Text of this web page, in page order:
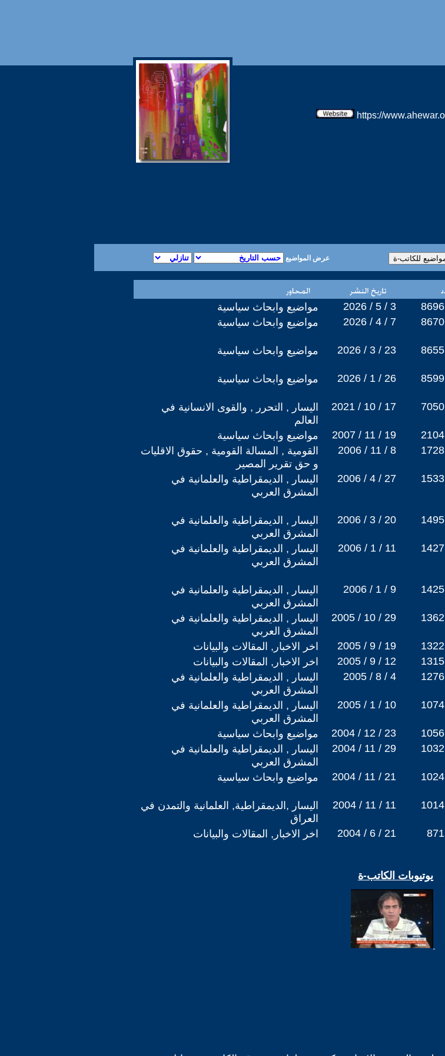
عرض المواضيع
مواضيع وابحاث سياسية 2026 / 5 / 3 8696
مواضيع وابحاث سياسية
2026 / 4 / 7 8670
مواضيع وابحاث سياسية 2026 / 3 / 23 8655
مواضيع وابحاث سياسية 2026 / 1 / 26 8599
اليسار , التحرر , والقوى الانسانية في
العالم
2021 / 10 / 17 7050
مواضيع وابحاث سياسية 2007 / 11 / 19 2104
القومية , المسالة القومية , حقوق الاقليات
و حق تقرير المصير
2006 / 11 / 8 1728
اليسار , الديمقراطية والعلمانية في
المشرق العربي
2006 / 4 / 27 1533
اليسار , الديمقراطية والعلمانية في
المشرق العربي
2006 / 3 / 20 1495
اليسار , الديمقراطية والعلمانية في
المشرق العربي
2006 / 1 / 11 1427
اليسار , الديمقراطية والعلمانية في
المشرق العربي
2006 / 1 / 9 1425
اليسار , الديمقراطية والعلمانية في
المشرق العربي
2005 / 10 / 29 1362
اخر الاخبار, المقالات والبيانات 2005 / 9 / 19 1322
اخر الاخبار, المقالات والبيانات
2005 / 9 / 12 1315
اليسار , الديمقراطية والعلمانية في
المشرق العربي
2005 / 8 / 4 1276
اليسار , الديمقراطية والعلمانية في
المشرق العربي
2005 / 1 / 10 1074
مواضيع وابحاث سياسية 2004 / 12 / 23 1056
اليسار , الديمقراطية والعلمانية في
المشرق العربي
2004 / 11 / 29 1032
مواضيع وابحاث سياسية 2004 / 11 / 21 1024
اليسار ,الديمقراطية, العلمانية والتمدن في
العراق
2004 / 11 / 11 1014
اخر الاخبار, المقالات والبيانات 2004 / 6 / 21 871
يوتيوبات الكاتب-ة